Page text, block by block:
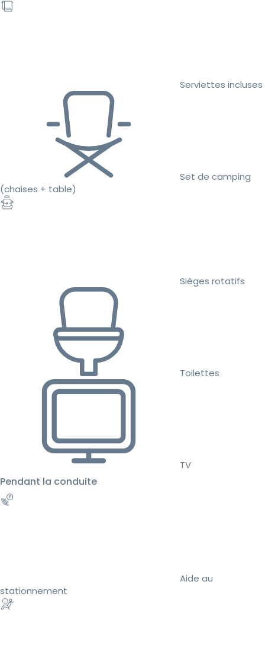
Serviettes incluses
Set de camping
(chaises + table)
Sièges rotatifs
Toilettes
TV
Pendant la conduite
Aide au
stationnement